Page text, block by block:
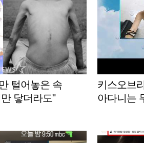
털어놓은 속
닿더라도"
키스오브
아다니는